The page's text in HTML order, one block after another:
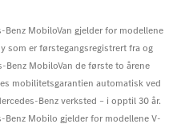
MobiloVan gjelder for modellene
som er førstegangsregistrert fra og
Benz MobiloVan de første to årene
mobilitetsgarantien automatisk ved
Benz verksted – i opptil 30 år.
Benz Mobilo gjelder for modellene V-